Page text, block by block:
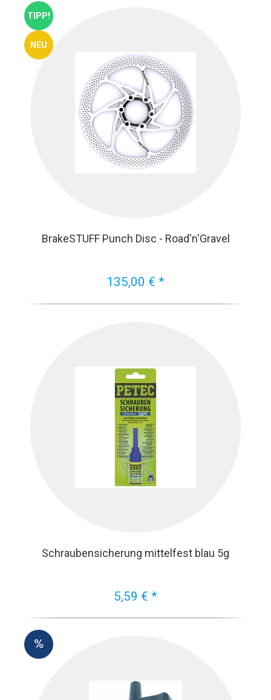
TIPP!
NEU
BrakeSTUFF Punch Disc - Road'n'Gravel
135,00 € *
Schraubensicherung mittelfest blau 5g
5,59 € *